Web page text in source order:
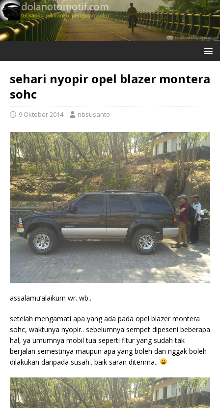
sehari nyopir opel blazer montera
sohc
9 Oktober 2014 nbsusanto
assalamu’alaikum wr. wb..
setelah mengamati apa yang ada pada opel blazer montera
sohc, waktunya nyopir.. sebelumnya sempet dipeseni beberapa
hal, ya umumnya mobil tua seperti fitur yang sudah tak
berjalan semestinya maupun apa yang boleh dan nggak boleh
dilakukan daripada susah.. baik saran diterima..